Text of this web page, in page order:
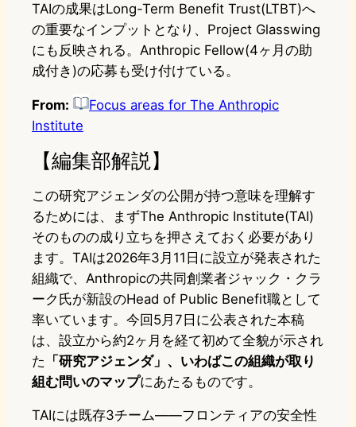
TAIの成果はLong-Term Benefit Trust(LTBT)へ
の重要なインプットとなり、Project Glasswing
にも反映される。Anthropic Fellow(4ヶ月の助
成付き)の応募も受け付けている。
From:
Focus areas for The Anthropic
Institute
【編集部解説】
この研究アジェンダの公開が持つ意味を理解す
るためには、まずThe Anthropic Institute(TAI)
そのものの成り立ちを押さえておく必要があり
ます。TAIは2026年3月11日に設立が発表された
組織で、Anthropicの共同創業者ジャック・クラ
ーク氏が新設のHead of Public Benefit職として
率いています。今回5月7日に公表された本稿
は、設立から約2ヶ月を経て初めて全貌が示され
た 「研究アジェンダ」、いわばこの組織が取り
組む問いのマップにあたるものです。
TAIには既存3チーム——フロンティアの安全性